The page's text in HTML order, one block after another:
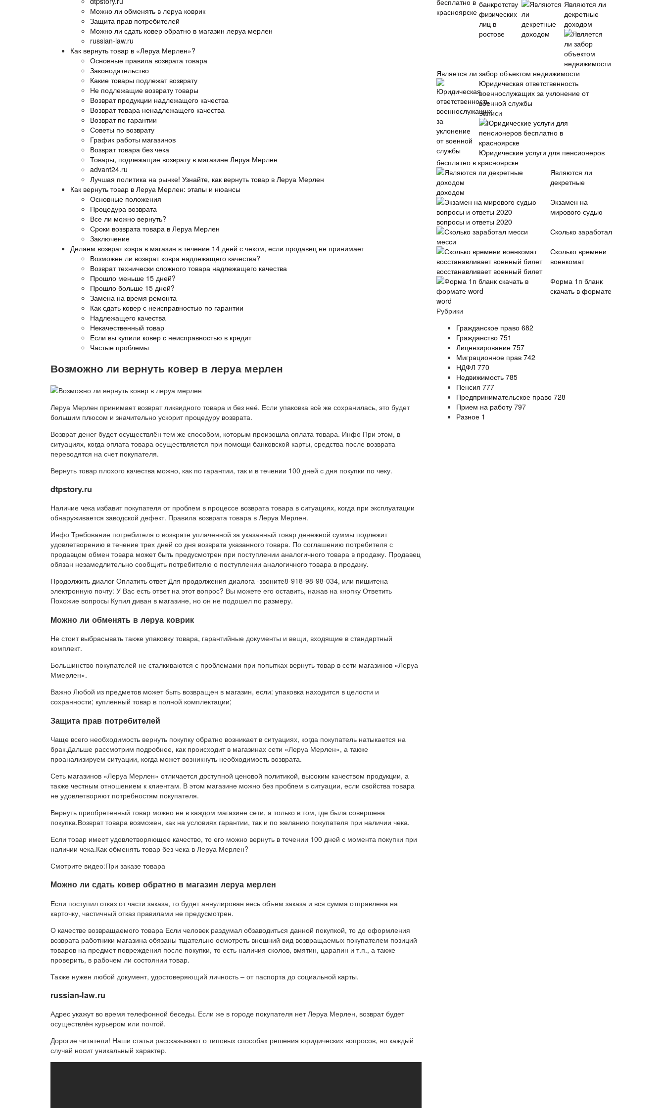
Можно ли обменять в леруа коврик
Защита прав потребителей
Можно ли сдать ковер обратно в магазин леруа мерлен
russian-law.ru
Как вернуть товар в «Леруа Мерлен»?
Основные правила возврата товара
Законодательство
Какие товары подлежат возврату
Не подлежащие возврату товары
Возврат продукции надлежащего качества
Возврат товара ненадлежащего качества
Возврат по гарантии
Советы по возврату
График работы магазинов
Возврат товара без чека
Товары, подлежащие возврату в магазине Леруа Мерлен
advant24.ru
Лучшая политика на рынке! Узнайте, как вернуть товар в Леруа Мерлен
Как вернуть товар в Леруа Мерлен: этапы и нюансы
Основные положения
Процедура возврата
Все ли можно вернуть?
Сроки возврата товара в Леруа Мерлен
Заключение
Делаем возврат ковра в магазин в течение 14 дней с чеком, если продавец не принимает
Возможен ли возврат ковра надлежащего качества?
Возврат технически сложного товара надлежащего качества
Прошло меньше 15 дней?
Прошло больше 15 дней?
Замена на время ремонта
Как сдать ковер с неисправностью по гарантии
Надлежащего качества
Некачественный товар
Если вы купили ковер с неисправностью в кредит
Частые проблемы
Возможно ли вернуть ковер в леруа мерлен
Леруа Мерлен принимает возврат ликвидного товара и без неё. Если упаковка всё же сохранилась, это будет
большим плюсом и значительно ускорит процедуру возврата.
Возврат денег будет осуществлён тем же способом, которым произошла оплата товара. Инфо При этом, в
ситуациях, когда оплата товара осуществляется при помощи банковской карты, средства после возврата
переводятся на счет покупателя.
Вернуть товар плохого качества можно, как по гарантии, так и в течении 100 дней с дня покупки по чеку.
dtpstory.ru
Наличие чека избавит покупателя от проблем в процессе возврата товара в ситуациях, когда при эксплуатации
обнаруживается заводской дефект. Правила возврата товара в Леруа Мерлен.
Инфо Требование потребителя о возврате уплаченной за указанный товар денежной суммы подлежит
удовлетворению в течение трех дней со дня возврата указанного товара. По соглашению потребителя с
продавцом обмен товара может быть предусмотрен при поступлении аналогичного товара в продажу. Продавец
обязан незамедлительно сообщить потребителю о поступлении аналогичного товара в продажу.
Продолжить диалог Оплатить ответ Для продолжения диалога -звоните8-918-98-98-034, или пишитена
электронную почту: У Вас есть ответ на этот вопрос? Вы можете его оставить, нажав на кнопку Ответить
Похожие вопросы Купил диван в магазине, но он не подошел по размеру.
Можно ли обменять в леруа коврик
Не стоит выбрасывать также упаковку товара, гарантийные документы и вещи, входящие в стандартный
комплект.
Большинство покупателей не сталкиваются с проблемами при попытках вернуть товар в сети магазинов «Леруа
Ммерлен».
Важно Любой из предметов может быть возвращен в магазин, если: упаковка находится в целости и
сохранности; купленный товар в полной комплектации;
Защита прав потребителей
Чаще всего необходимость вернуть покупку обратно возникает в ситуациях, когда покупатель натыкается на
брак.Дальше рассмотрим подробнее, как происходит в магазинах сети «Леруа Мерлен», а также
проанализируем ситуации, когда может возникнуть необходимость возврата.
Сеть магазинов «Леруа Мерлен» отличается доступной ценовой политикой, высоким качеством продукции, а
также честным отношением к клиентам. В этом магазине можно без проблем в ситуации, если свойства товара
не удовлетворяют потребностям покупателя.
Вернуть приобретенный товар можно не в каждом магазине сети, а только в том, где была совершена
покупка.Возврат товара возможен, как на условиях гарантии, так и по желанию покупателя при наличии чека.
Если товар имеет удовлетворяющее качество, то его можно вернуть в течении 100 дней с момента покупки при
наличии чека.Как обменять товар без чека в Леруа Мерлен?
Смотрите видео:При заказе товара
Можно ли сдать ковер обратно в магазин леруа мерлен
Если поступил отказ от части заказа, то будет аннулирован весь объем заказа и вся сумма отправлена на
карточку, частичный отказ правилами не предусмотрен.
О качестве возвращаемого товара Если человек раздумал обзаводиться данной покупкой, то до оформления
возврата работники магазина обязаны тщательно осмотреть внешний вид возвращаемых покупателем позиций
товаров на предмет повреждения после покупки, то есть наличия сколов, вмятин, царапин и т.п., а также
проверить, в рабочем ли состоянии товар.
Также нужен любой документ, удостоверяющий личность – от паспорта до социальной карты.
russian-law.ru
Адрес укажут во время телефонной беседы. Если же в городе покупателя нет Леруа Мерлен, возврат будет
осуществлён курьером или почтой.
Дорогие читатели! Наши статьи рассказывают о типовых способах решения юридических вопросов, но каждый
случай носит уникальный характер.
Являются ли
декретные
доходом
Является ли забор объектом недвижимости
Юридическая ответственность
военнослужащих за уклонение от
военной службы
Записи
Юридические услуги для пенсионеров
бесплатно в красноярске
Являются ли
декретные
доходом
Экзамен на
мирового судью
вопросы и ответы 2020
Сколько заработал
месси
Сколько времени
военкомат
восстанавливает военный билет
Форма 1п бланк
скачать в формате
word
Рубрики
Гражданское право 682
Гражданство 751
Лицензирование 757
Миграционное прав 742
НДФЛ 770
Недвижимость 785
Пенсия 777
Предпринимательское право 728
Прием на работу 797
Разное 1